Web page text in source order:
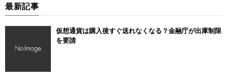
最新記事
仮想通貨は購入後すぐ送れなくなる？金融庁が出庫制限
を要請